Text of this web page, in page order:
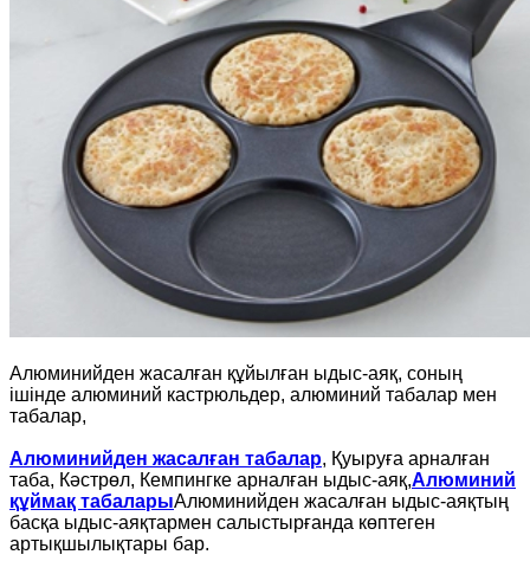
Алюминийден жасалған құйылған ыдыс-аяқ, соның
ішінде алюминий кастрюльдер, алюминий табалар мен
табалар,
Алюминийден жасалған табалар, Қуыруға арналған
таба, Кәстрөл, Кемпингке арналған ыдыс-аяқ,Алюминий
құймақ табаларыАлюминийден жасалған ыдыс-аяқтың
басқа ыдыс-аяқтармен салыстырғанда көптеген
артықшылықтары бар.